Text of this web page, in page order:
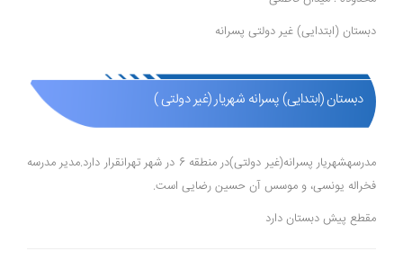
دبستان (ابتدایی) غیر دولتی پسرانه
دبستان (ابتدایی) پسرانه شهریار (غیر دولتی )
مدرسهشهریار پسرانه(غیر دولتی)در منطقه 6 در شهر تهرانقرار دارد.مدیر مدرسه
فخراله یونسی، و موسس آن حسین رضایی است.
مقطع پیش دبستان دارد